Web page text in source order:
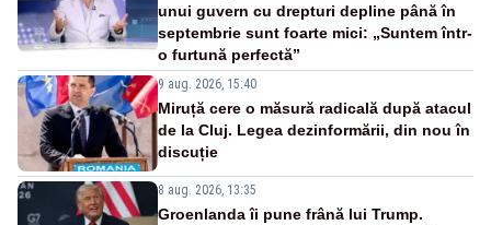
unui guvern cu drepturi depline până în
septembrie sunt foarte mici: „Suntem într-
o furtună perfectă”
9 aug. 2026, 15:40
Miruță cere o măsură radicală după atacul
de la Cluj. Legea dezinformării, din nou în
discuție
8 aug. 2026, 13:35
Groenlanda îi pune frână lui Trump.